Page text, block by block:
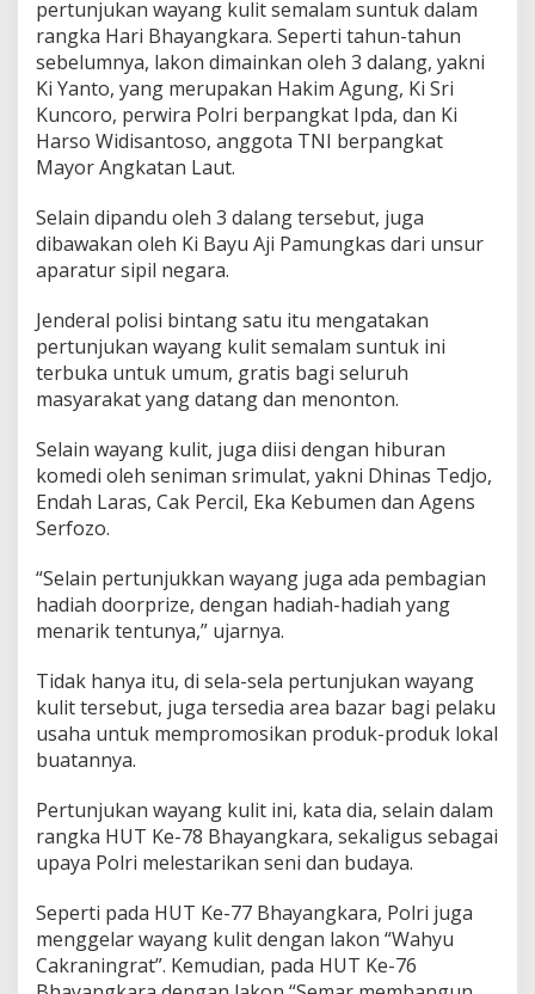
pertunjukan wayang kulit semalam suntuk dalam
rangka Hari Bhayangkara. Seperti tahun-tahun
sebelumnya, lakon dimainkan oleh 3 dalang, yakni
Ki Yanto, yang merupakan Hakim Agung, Ki Sri
Kuncoro, perwira Polri berpangkat Ipda, dan Ki
Harso Widisantoso, anggota TNI berpangkat
Mayor Angkatan Laut.
Selain dipandu oleh 3 dalang tersebut, juga
dibawakan oleh Ki Bayu Aji Pamungkas dari unsur
aparatur sipil negara.
Jenderal polisi bintang satu itu mengatakan
pertunjukan wayang kulit semalam suntuk ini
terbuka untuk umum, gratis bagi seluruh
masyarakat yang datang dan menonton.
Selain wayang kulit, juga diisi dengan hiburan
komedi oleh seniman srimulat, yakni Dhinas Tedjo,
Endah Laras, Cak Percil, Eka Kebumen dan Agens
Serfozo.
“Selain pertunjukkan wayang juga ada pembagian
hadiah doorprize, dengan hadiah-hadiah yang
menarik tentunya,” ujarnya.
Tidak hanya itu, di sela-sela pertunjukan wayang
kulit tersebut, juga tersedia area bazar bagi pelaku
usaha untuk mempromosikan produk-produk lokal
buatannya.
Pertunjukan wayang kulit ini, kata dia, selain dalam
rangka HUT Ke-78 Bhayangkara, sekaligus sebagai
upaya Polri melestarikan seni dan budaya.
Seperti pada HUT Ke-77 Bhayangkara, Polri juga
menggelar wayang kulit dengan lakon “Wahyu
Cakraningrat”. Kemudian, pada HUT Ke-76